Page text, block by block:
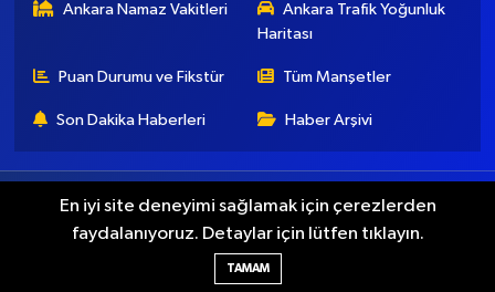
Ankara Namaz Vakitleri
Ankara Trafik Yoğunluk
Haritası
Puan Durumu ve Fikstür Tüm Manşetler
Son Dakika Haberleri Haber Arşivi
Künye İletişim Gizlilik Koşulları
Haber Yazılımı:
En iyi site deneyimi sağlamak için çerezlerden
faydalanıyoruz. Detaylar için lütfen tıklayın.
TAMAM